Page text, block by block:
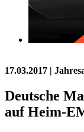
17.03.2017 |
Deutsche
auf Heim-